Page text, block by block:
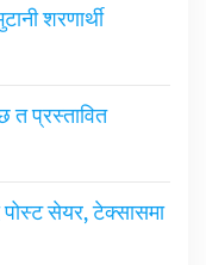
शरणार्थी
त प्रस्तावित
पोस्ट सेयर, टेक्सासमा